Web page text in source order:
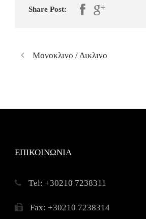
Share Post:
Mονοκλινο / Δικλινο
ΕΠΙΚΟΙΝΩΝΙΑ
Τel: +30210 7238311
Fax: +30210 7238314